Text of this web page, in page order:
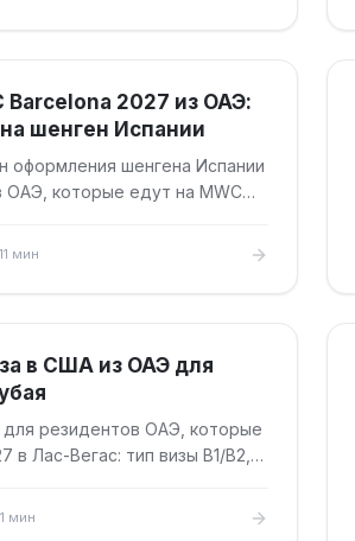
Barcelona 2027 из ОАЭ:
шенген Испании
оформления шенгена Испании
ОАЭ, которые едут на MWC
поездке.
11 мин
в США из ОАЭ для
для резидентов ОАЭ, которые
в Лас-Вегас: тип визы B1/B2,
мин